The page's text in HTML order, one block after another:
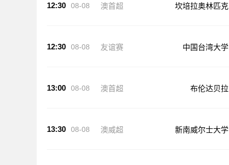
12:30 08-08 澳首超 坎培拉奥林匹克
12:30 08-08 友谊赛 中国台湾大学
13:00 08-08 澳首超 布伦达贝拉
13:30 08-08 澳威超 新南威尔士大学